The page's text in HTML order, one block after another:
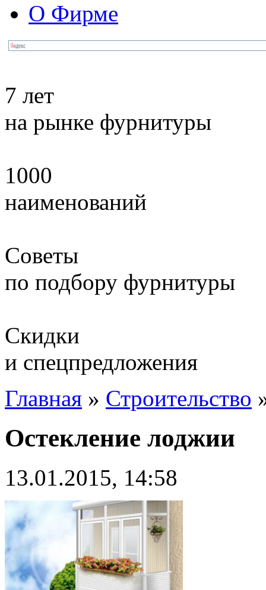
О Фирме
7 лет
на рынке фурнитуры
1000
наименований
Советы
по подбору фурнитуры
Скидки
и спецпредложения
Главная » Строительство
Остекление лоджии
13.01.2015, 14:58